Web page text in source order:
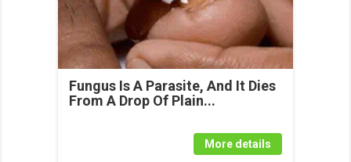
Fungus Is A Parasite, And It Dies
From A Drop Of Plain...
More details